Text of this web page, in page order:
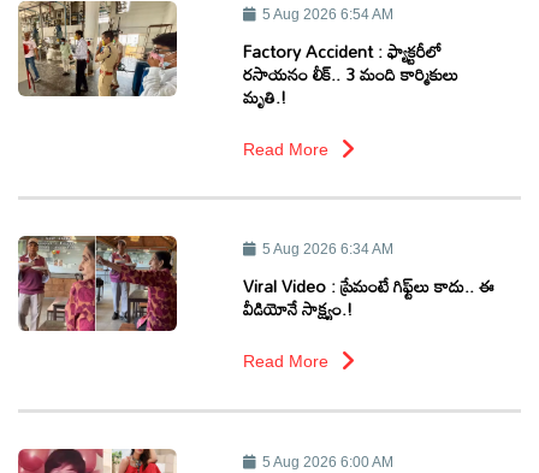
5 Aug 2026 6:54 AM
Factory Accident : ఫ్యాక్టరీలో
రసాయనం లీక్.. 3 మంది కార్మికులు
మృతి.!
Read More
5 Aug 2026 6:34 AM
Viral Video : ప్రేమంటే గిఫ్ట్‌లు కాదు.. ఈ
వీడియోనే సాక్ష్యం.!
Read More
5 Aug 2026 6:00 AM